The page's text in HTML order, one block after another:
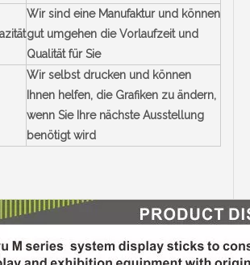
Wir sind eine Manufaktur und können
gut umgehen die Vorlaufzeit und
Qualität für Sie
Wir selbst drucken und können
Ihnen helfen, die Grafiken zu ändern,
wenn Sie Ihre nächste Ausstellung
benötigt wird